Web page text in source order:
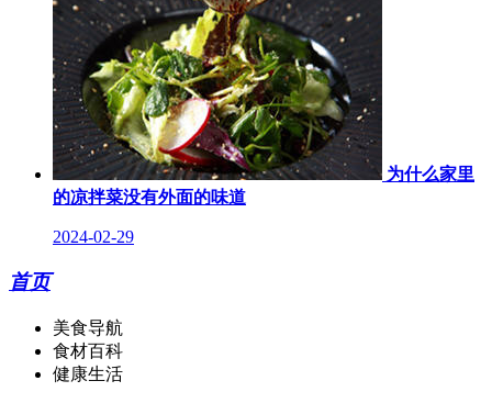
为什么家里
的凉拌菜没有外面的味道
2024-02-29
首页
美食导航
食材百科
健康生活